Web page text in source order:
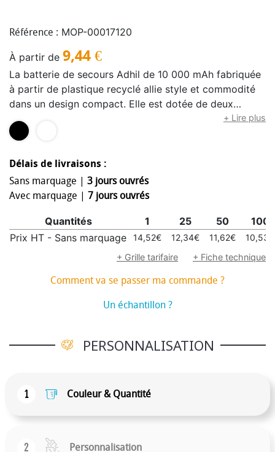
Référence : MOP-00017120
À partir de 9,44 €
La batterie de secours Adhil de 10 000 mAh fabriquée
à partir de plastique recyclé allie style et commodité
dans un design compact. Elle est dotée de deux
câbles intégrés, un Type-C et un combo
Lightning/microUSB, aux côtés de deux sorties USB-A
polyvalente. Un voyant LED indique l’état de charge,
ce qui en fait une solution d’alimentation fiable pour
les déplacements.
+ Lire plus
Délais de livraisons :
Sans marquage | 3 jours ouvrés
Avec marquage | 7 jours ouvrés
Quantités 1 25 50
100
Prix HT - Sans marquage
14,52€ 12,34€ 11,62€
10,53€
+ Grille tarifaire
+ Fiche technique
Comment va se passer ma commande ?
Un échantillon ?
PERSONNALISATION
1 Couleur & Quantité
2 Personnalisation